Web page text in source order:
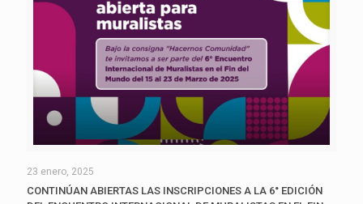
23 enero, 2025
CONTINÚAN ABIERTAS LAS INSCRIPCIONES A LA 6° EDICIÓN